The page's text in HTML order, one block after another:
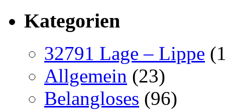
Kategorien
32791 Lage – Lippe
Allgemein (23)
Belangloses (96)